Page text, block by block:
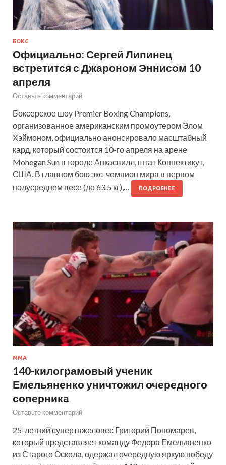
БОКС
Официально: Сергей Липинец
встретится с Джароном Эннисом 10
апреля
Оставьте комментарий
Боксерское шоу Premier Boxing Champions,
организованное американским промоутером Элом
Хэймоном, официально анонсировало масштабный
кард, который состоится 10-го апреля на арене
Mohegan Sun в городе Анкасвилл, штат Коннектикут,
США. В главном бою экс-чемпион мира в первом
полусреднем весе (до 63.5 кг),…
ПОДРОБНЕЕ
MMA
140-килограмовый ученик
Емельяненко уничтожил очередного
соперника
Оставьте комментарий
25-летний супертяжеловес Григорий Пономарев,
который представляет команду Федора Емельяненко
из Старого Оскола, одержал очередную яркую победу